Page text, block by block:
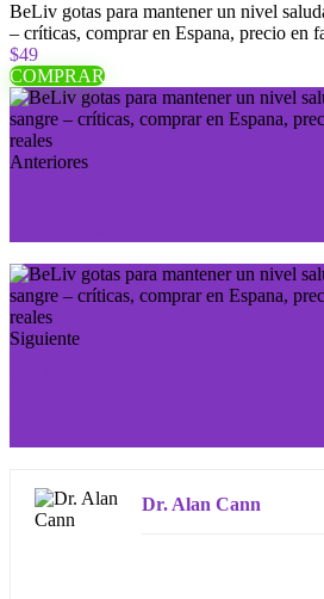
BeLiv gotas para mantener un nivel
– críticas, comprar en Espana, precio en
$49
COMPRAR
Anteriores
Siguiente
Dr. Alan Cann